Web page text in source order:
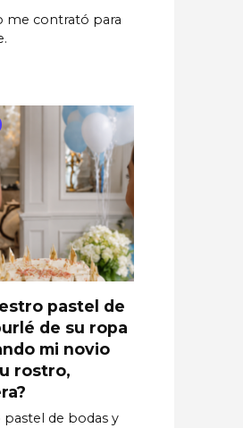
me contrató para
pastel de
de su ropa
mi novio
rostro,
pastel de bodas y